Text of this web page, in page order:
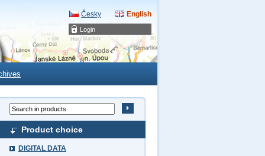
Login
Česky English
Product choice
DIGITAL DATA